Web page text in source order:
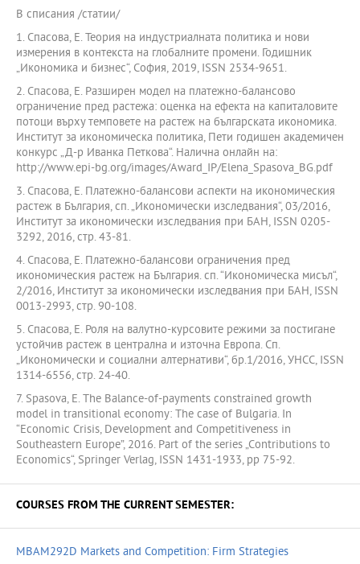
В списания /статии/
1. Спасова, Е. Теория на индустриалната политика и нови
измерения в контекста на глобалните промени. Годишник
„Икономика и бизнес“, София, 2019, ISSN 2534-9651.
2. Спасова, Е. Разширен модел на платежно-балансово
ограничение пред растежа: оценка на ефекта на капиталовите
потоци върху темповете на растеж на българската икономика.
Институт за икономическа политика, Пети годишен академичен
конкурс „Д-р Иванка Петкова“. Налична онлайн на:
http://www.epi-bg.org/images/Award_IP/Elena_Spasova_BG.pdf
3. Спасова, Е. Платежно-балансови аспекти на икономическия
растеж в България, сп. „Икономически изследвания“, 03/2016,
Институт за икономически изследвания при БАН, ISSN 0205-
3292, 2016, стр. 43-81.
4. Спасова, Е. Платежно-балансови ограничения пред
икономическия растеж на България. сп. “Икономическа мисъл“,
2/2016, Институт за икономически изследвания при БАН, ISSN
0013-2993, стр. 90-108.
5. Спасова, Е. Роля на валутно-курсовите режими за постигане
устойчив растеж в централна и източна Европа. Сп.
„Икономически и социални алтернативи“, бр.1/2016, УНСС, ISSN
1314-6556, стр. 24-40.
7. Spasova, E. The Balance-of-payments constrained growth
model in transitional economy: The case of Bulgaria. In
“Economic Crisis, Development and Competitiveness in
Southeastern Europe”, 2016. Part of the series „Contributions to
Economics“, Springer Verlag, ISSN 1431-1933, pp 75-92.
COURSES FROM THE CURRENT SEMESTER:
MBAM292D Markets and Competition: Firm Strategies